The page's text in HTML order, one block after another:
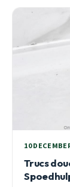
10
Trucs